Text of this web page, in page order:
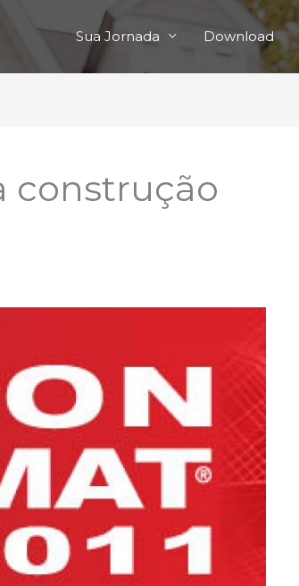
Sua Jornada Download
construção